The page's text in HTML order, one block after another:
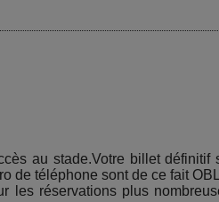
au stade.Votre billet
de téléphone sont de ce fait
les réservations plus